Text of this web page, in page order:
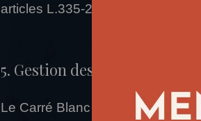
articles L.335-2 et suivants du
5. Gestion des données
Le Carré Blanc Restaurant